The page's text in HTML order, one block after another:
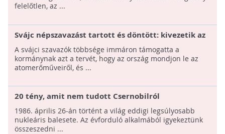
felelőtlen, az ...
Svájc népszavazást tartott és döntött: kivezetik az
atomenergiát
A svájci szavazók többsége immáron támogatta a
kormánynak azt a tervét, hogy az ország mondjon le az
atomerőműveiről, és ...
20 tény, amit nem tudott Csernobilról
1986. április 26-án történt a világ eddigi legsúlyosabb
nukleáris balesete. Az évforduló alkalmából igyekeztünk
összeszedni ...